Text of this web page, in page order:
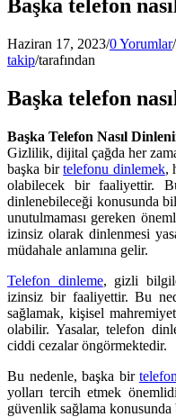
Başka telefon
Haziran 17, 2023/0 Yorumlar/
takip/tarafından
Başka telefon
Başka Telefon Nasıl
Gizlilik, dijital çağda her
başka birtelefonu dinlemek,
olabilecek bir faaliyettir.
dinlenebileceği konusunda
unutulmaması gereken
izinsiz olarak dinlenmesi
müdahale anlamına gelir.
Telefon dinleme, gizli
izinsiz bir faaliyettir. Bu
sağlamak, kişisel
olabilir. Yasalar, telefon
ciddi cezalar öngörmektedir.
Bu nedenle, başka bir
yolları tercih etmek
güvenlik sağlama konusunda